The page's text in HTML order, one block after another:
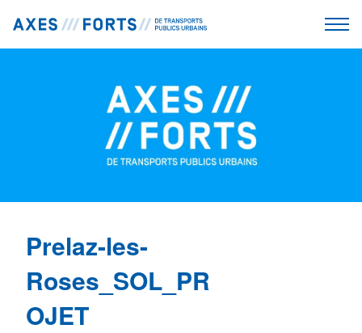
Prelaz-les-
Roses_SOL_PR
OJET